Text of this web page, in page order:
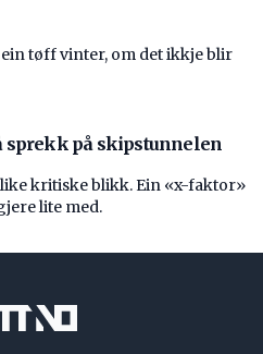
tøff vinter, om det ikkje blir
sprekk på skipstunnelen
kritiske blikk. Ein «x-faktor»
lite med.